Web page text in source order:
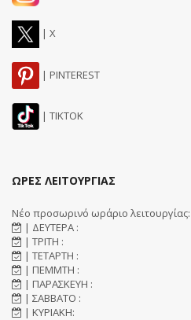
| X
| PINTEREST
| TIKTOK
ΩΡΕΣ ΛΕΙΤΟΥΡΓΙΑΣ
Νέο προσωρινό ωράριο λειτουργίας:
| ΔΕΥΤΕΡΑ :
| ΤΡΙΤΗ :
| ΤΕΤΑΡΤΗ :
| ΠΕΜΜΤΗ :
| ΠΑΡΑΣΚΕΥΗ :
| ΣΑΒΒΑΤΟ :
| ΚΥΡΙΑΚΗ: